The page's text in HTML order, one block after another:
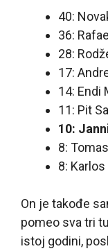
40:
36:
28:
17:
14: Endi
11: Pit
10:
8:
8:
On je takođe
pomeo sva tri
istoj godini,